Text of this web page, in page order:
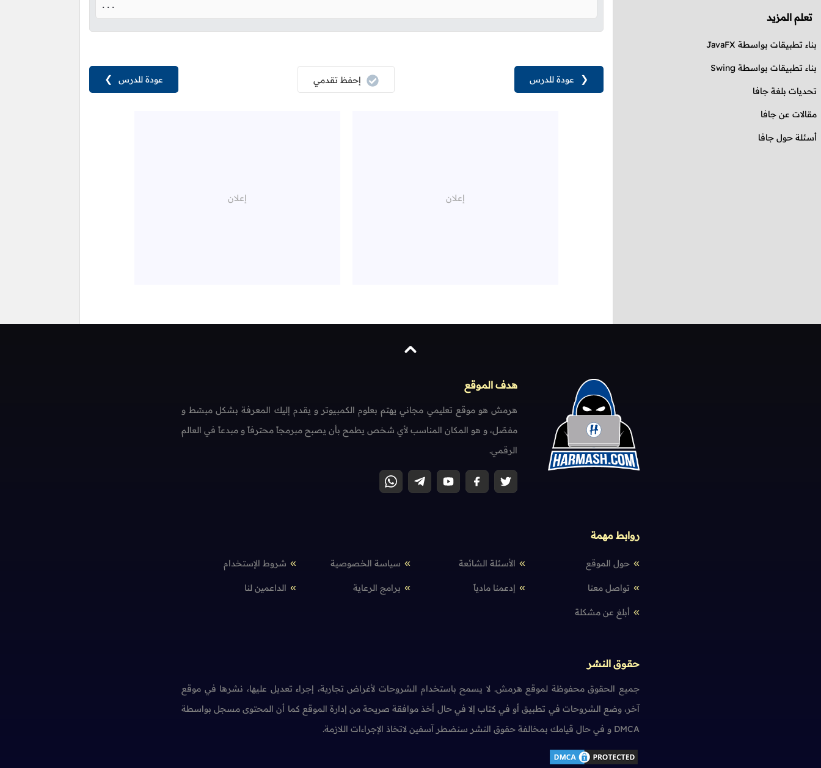
تعلم المزيد
بناء تطبيقات بواسطة JavaFX
بناء تطبيقات بواسطة Swing
تحديات بلغة جافا
مقالات عن جافا
أسئلة حول جافا
...
عودة للدرس ❯ إحفظ تقدمي ❮ عودة للدرس
هدف الموقع
هرمش هو موقع تعليمي مجاني يهتم بعلوم الكمبيوتر و يقدم إليك المعرفة بشكل مبسّط و
مفصّل، و هو المكان المناسب لأي شخص يطمح بأن يصبح مبرمجاً محترفاً و مبدعاً في العالم
الرقمي.
روابط مهمة
حول الموقع الأسئلة الشائعة سياسة الخصوصية شروط الإستخدام
تواصل معنا إدعمنا مادياً برامج الرعاية الداعمين لنا
أبلغ عن مشكلة
حقوق النشر
جميع الحقوق محفوظة لموقع هرمش. لا يسمح باستخدام الشروحات لأغراض تجارية، إجراء تعديل عليها، نشرها في موقع
آخر، وضع الشروحات في تطبيق أو في كتاب إلا في حال أخذ موافقة صريحة من إدارة الموقع كما أن المحتوى مسجل بواسطة
DMCA و في حال قيامك بمخالفة حقوق النشر سنضطر آسفين لاتخاذ الإجراءات اللازمة.